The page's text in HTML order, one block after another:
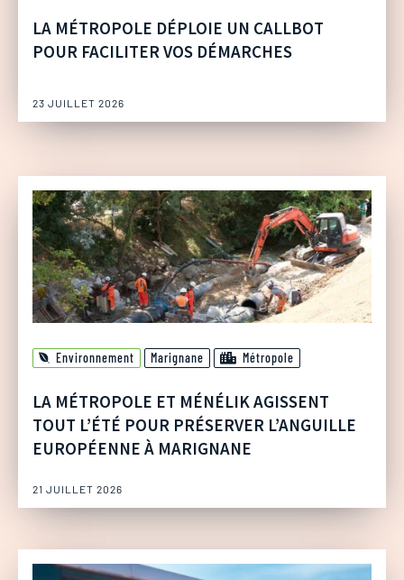
LA MÉTROPOLE DÉPLOIE UN CALLBOT
POUR FACILITER VOS DÉMARCHES
23 JUILLET 2026
Environnement Marignane Métropole
LA MÉTROPOLE ET MÉNÉLIK AGISSENT
TOUT L’ÉTÉ POUR PRÉSERVER L’ANGUILLE
EUROPÉENNE À MARIGNANE
21 JUILLET 2026